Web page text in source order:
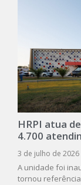
HRPI atua
4.700
3 de julho de 2026
A unidade foi
tornou referência